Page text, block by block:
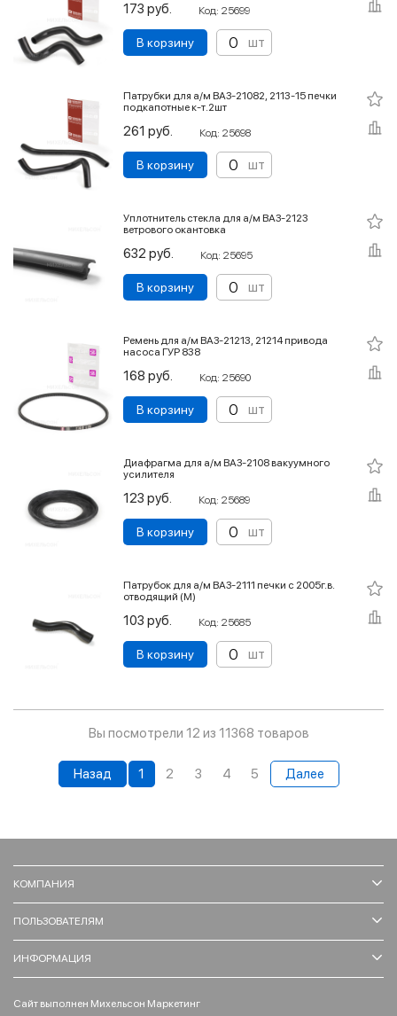
173 руб. Код: 25699
В корзину шт
Патрубки для а/м ВАЗ-21082, 2113-15 печки
подкапотные к-т.2шт
261 руб. Код: 25698
В корзину шт
Уплотнитель стекла для а/м ВАЗ-2123
ветрового окантовка
632 руб. Код: 25695
В корзину шт
Ремень для а/м ВАЗ-21213, 21214 привода
насоса ГУР 838
168 руб. Код: 25690
В корзину шт
Диафрагма для а/м ВАЗ-2108 вакуумного
усилителя
123 руб. Код: 25689
В корзину шт
Патрубок для а/м ВАЗ-2111 печки с 2005г.в.
отводящий (М)
103 руб. Код: 25685
В корзину шт
Вы посмотрели 12 из 11368 товаров
Назад 1 2 3 4 5 Далее
КОМПАНИЯ
ПОЛЬЗОВАТЕЛЯМ
ИНФОРМАЦИЯ
Сайт выполнен Михельсон Маркетинг